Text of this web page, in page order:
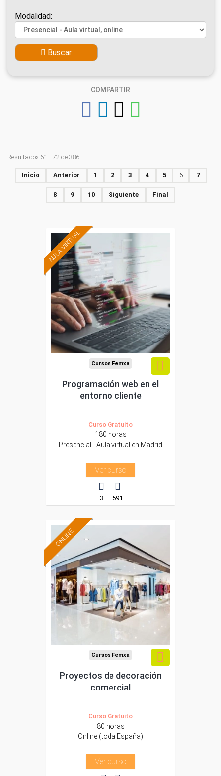
Modalidad:
Buscar
COMPARTIR
Resultados 61 - 72 de 386
Inicio Anterior 1 2 3 4 5 6 7
8 9 10 Siguiente Final
AULA VIRTUAL
Formación 100%
subvencionada.
Para desempleados,
trabajadores y
autónomos.
Para todos los sectores.
Cursos Femxa
Programación web en el
entorno cliente
Curso Gratuito
180 horas
Presencial - Aula virtual en Madrid
Ver curso
3 591
ONLINE
Formación 100%
subvencionada.
Para desempleados,
trabajadores y
autónomos.
Sector
-Comercio.
Cursos Femxa
Proyectos de decoración
comercial
Curso Gratuito
80 horas
Online (toda España)
Ver curso